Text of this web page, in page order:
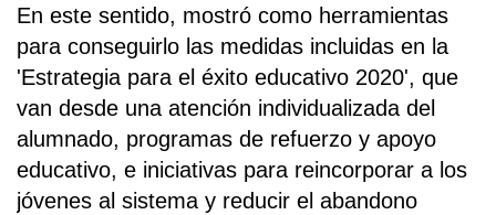
En este sentido, mostró como herramientas
para conseguirlo las medidas incluidas en la
'Estrategia para el éxito educativo 2020', que
van desde una atención individualizada del
alumnado, programas de refuerzo y apoyo
educativo, e iniciativas para reincorporar a los
jóvenes al sistema y reducir el abandono